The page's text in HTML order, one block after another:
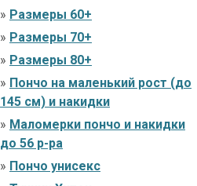
» Размеры 60+
» Размеры 70+
» Размеры 80+
» Пончо на маленький рост (до
145 см) и накидки
» Маломерки пончо и накидки
до 56 р-ра
» Пончо унисекс